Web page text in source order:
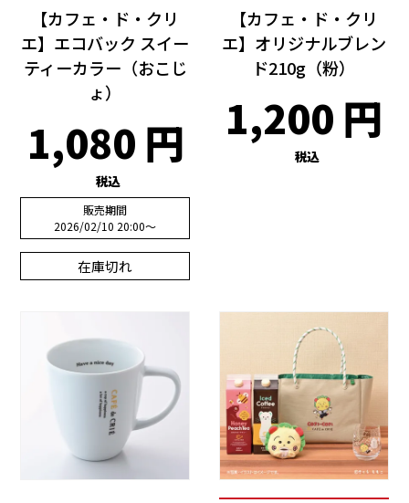
【カフェ・ド・クリ
エ】エコバック スイー
ティーカラー（おこじ
ょ）
1,080
税込
販売期間
2026/02/10 20:00〜
在庫切れ
【カフェ・ド・クリ
エ】オリジナルブレン
ド210g（粉）
1,200
税込